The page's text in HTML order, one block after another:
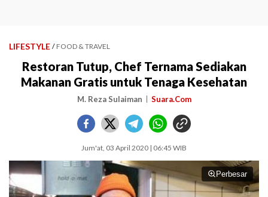
LIFESTYLE / FOOD & TRAVEL
Restoran Tutup, Chef Ternama Sediakan
Makanan Gratis untuk Tenaga Kesehatan
M. Reza Sulaiman Suara.Com
Jum'at, 03 April 2020 | 06:45 WIB
Perbesar